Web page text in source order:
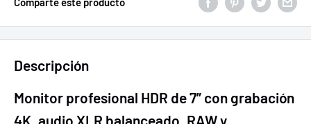
Descripción
Monitor profesional HDR de 7” con grabación
4K, audio XLR balanceado, RAW y